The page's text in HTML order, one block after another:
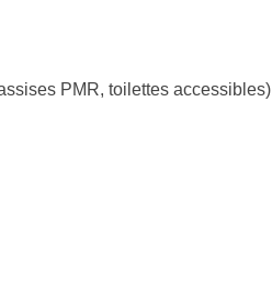
PMR, toilettes accessibles)